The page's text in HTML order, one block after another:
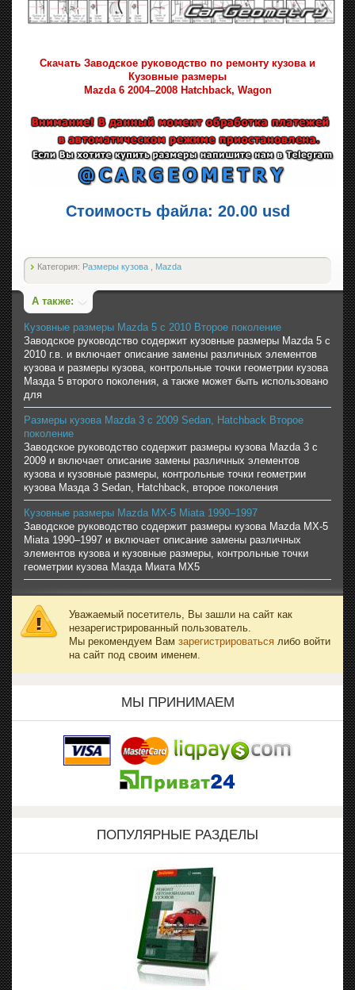
Скачать Заводское руководство по ремонту кузова и
Кузовные размеры
Mazda 6 2004–2008 Hatchback, Wagon
Стоимость файла: 20.00 usd
Категория: Размеры кузова Mazda
А также:
Кузовные размеры Mazda 5 c 2010 Второе поколение
Заводское руководство содержит кузовные размеры Mazda 5 с
2010 г.в. и включает описание замены различных элементов
кузова и размеры кузова, контрольные точки геометрии кузова
Мазда 5 второго поколения, а также может быть использовано
для
Размеры кузова Mazda 3 c 2009 Sedan, Hatchback Второе
поколение
Заводское руководство содержит размеры кузова Mazda 3 c
2009 и включает описание замены различных элементов
кузова и кузовные размеры, контрольные точки геометрии
кузова Мазда 3 Sedan, Hatchback, второе поколения
Кузовные размеры Mazda MX-5 Miata 1990–1997
Заводское руководство содержит размеры кузова Mazda MX-5
Miata 1990–1997 и включает описание замены различных
элементов кузова и кузовные размеры, контрольные точки
геометрии кузова Мазда Миата MX5
Уважаемый посетитель, Вы зашли на сайт как
незарегистрированный пользователь.
Мы рекомендуем Вам зарегистрироваться либо войти
на сайт под своим именем.
МЫ ПРИНИМАЕМ
ПОПУЛЯРНЫЕ РАЗДЕЛЫ